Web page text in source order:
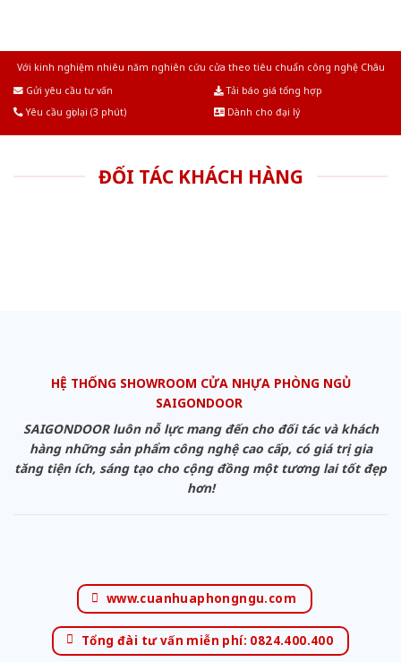
Với kinh nghiệm nhiêu năm nghiên cứu cửa theo tiêu chuẩn công nghệ Châu
Gửi yêu cầu tư vấn
Tải báo giá tổng hợp
Yêu cầu gọi lại (3 phút)
Dành cho đại lý
ĐỐI TÁC KHÁCH HÀNG
HỆ THỐNG SHOWROOM CỬA NHỰA PHÒNG NGỦ
SAIGONDOOR
SAIGONDOOR luôn nỗ lực mang đến cho đối tác và khách
hàng những sản phẩm công nghệ cao cấp, có giá trị gia
tăng tiện ích, sáng tạo cho cộng đồng một tương lai tốt đẹp
hơn!
www.cuanhuaphongngu.com
Tổng đài tư vấn miễn phí: 0824.400.400